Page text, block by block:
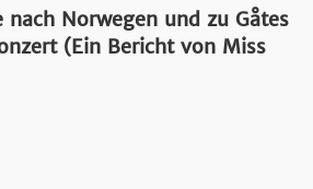
nach Norwegen und zu Gåtes
(Ein Bericht von Miss